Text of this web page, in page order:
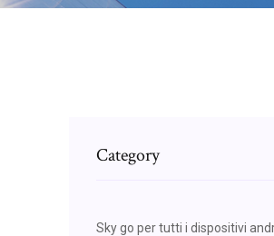
Category
Sky go per tutti i dispositivi